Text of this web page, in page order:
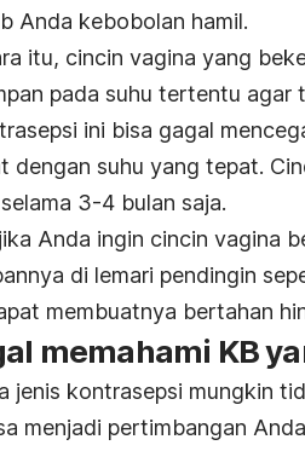
Anda kebobolan hamil.
itu, cincin vagina yang
pada suhu tertentu agar
ini bisa gagal
dengan suhu yang tepat.
3-4 bulan saja.
Anda ingin cincin vagina
di lemari pendingin
membuatnya bertahan
memahami KB
jenis kontrasepsi mungkin
menjadi pertimbangan